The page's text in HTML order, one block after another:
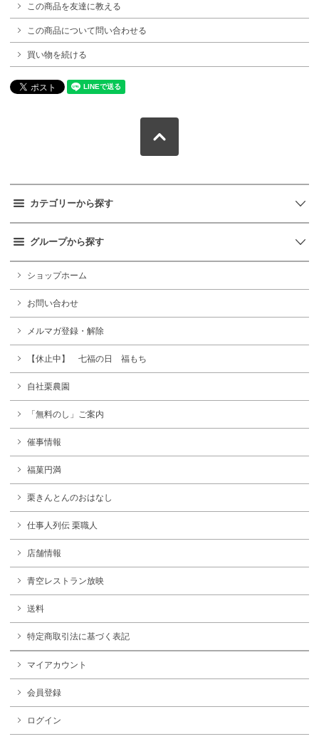
この商品を友達に教える
この商品について問い合わせる
買い物を続ける
カテゴリーから探す
グループから探す
ショップホーム
お問い合わせ
メルマガ登録・解除
【休止中】 七福の日 福もち
自社栗農園
「無料のし」ご案内
催事情報
福菓円満
栗きんとんのおはなし
仕事人列伝 栗職人
店舗情報
青空レストラン放映
送料
特定商取引法に基づく表記
マイアカウント
会員登録
ログイン